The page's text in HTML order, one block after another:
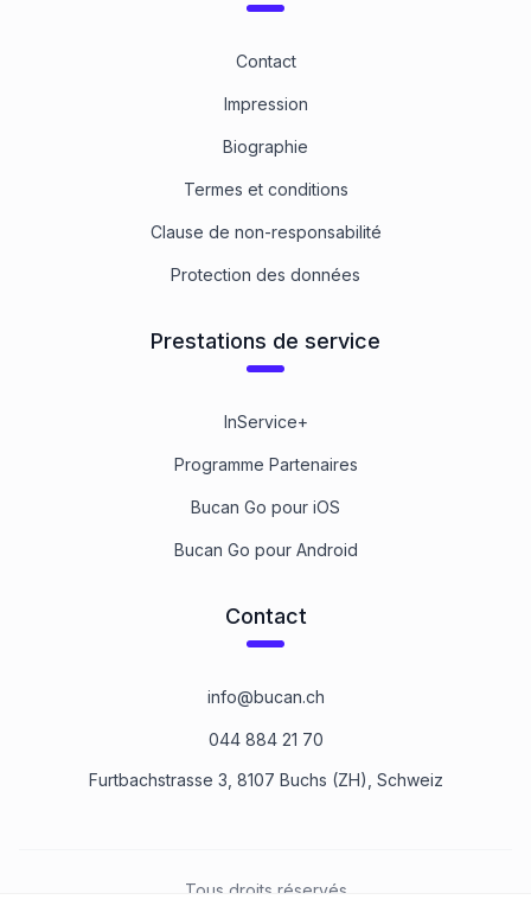
Contact
Impression
Biographie
Termes et conditions
Clause de non-responsabilité
Protection des données
Prestations de service
InService+
Programme Partenaires
Bucan Go pour iOS
Bucan Go pour Android
Contact
info@bucan.ch
044 884 21 70
Furtbachstrasse 3, 8107 Buchs (ZH), Schweiz
Tous droits réservés